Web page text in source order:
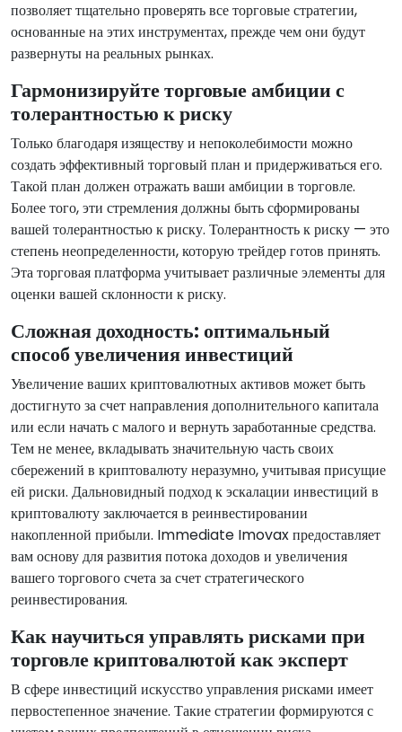
позволяет тщательно проверять все торговые стратегии,
основанные на этих инструментах, прежде чем они будут
развернуты на реальных рынках.
Гармонизируйте торговые амбиции с
толерантностью к риску
Только благодаря изяществу и непоколебимости можно
создать эффективный торговый план и придерживаться его.
Такой план должен отражать ваши амбиции в торговле.
Более того, эти стремления должны быть сформированы
вашей толерантностью к риску. Толерантность к риску — это
степень неопределенности, которую трейдер готов принять.
Эта торговая платформа учитывает различные элементы для
оценки вашей склонности к риску.
Сложная доходность: оптимальный
способ увеличения инвестиций
Увеличение ваших криптовалютных активов может быть
достигнуто за счет направления дополнительного капитала
или если начать с малого и вернуть заработанные средства.
Тем не менее, вкладывать значительную часть своих
сбережений в криптовалюту неразумно, учитывая присущие
ей риски. Дальновидный подход к эскалации инвестиций в
криптовалюту заключается в реинвестировании
накопленной прибыли. Immediate Imovax предоставляет
вам основу для развития потока доходов и увеличения
вашего торгового счета за счет стратегического
реинвестирования.
Как научиться управлять рисками при
торговле криптовалютой как эксперт
В сфере инвестиций искусство управления рисками имеет
первостепенное значение. Такие стратегии формируются с